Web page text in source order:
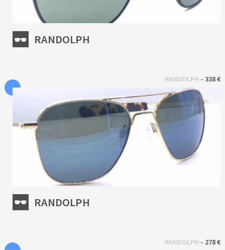
RANDOLPH
RANDOLPH - 338 €
RANDOLPH
RANDOLPH - 278 €